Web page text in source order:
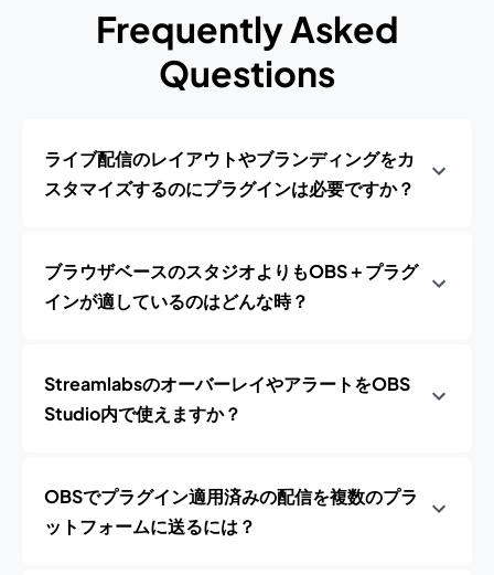
Frequently Asked
Questions
ライブ配信のレイアウトやブランディングをカ
スタマイズするのにプラグインは必要ですか？
ブラウザベースのスタジオよりもOBS＋プラグ
インが適しているのはどんな時？
StreamlabsのオーバーレイやアラートをOBS
Studio内で使えますか？
OBSでプラグイン適用済みの配信を複数のプラ
ットフォームに送るには？